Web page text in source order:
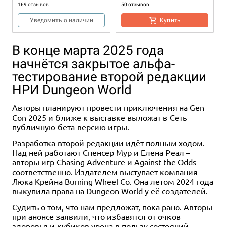
169 отзывов
Уведомить о наличии
50 отзывов
Купить
Хит 12+
Dungeons & Dragons.
Руководство мастера
подземелий
25 отзывов
Купить
12+
Dungeons & Dragons:
Энциклопедия чудовищ
12 отзывов
Уведомить о наличии
В конце марта 2025 года
начнётся закрытое альфа-
тестирование второй редакции
НРИ Dungeon World
Авторы планируют провести приключения на Gen
Con 2025 и ближе к выставке выложат в Сеть
публичную бета-версию игры.
Разработка второй редакции идёт полным ходом.
Над ней работают Спенсер Мур и Елена Реал –
авторы игр Chasing Adventure и Against the Odds
соответственно. Издателем выступает компания
Люка Крейна Burning Wheel Co. Она летом 2024 года
выкупила права на Dungeon World у её создателей.
Судить о том, что нам предложат, пока рано. Авторы
при анонсе заявили, что избавятся от очков